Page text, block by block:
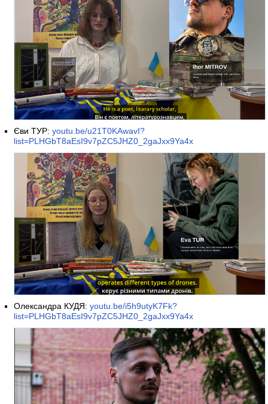
Єви ТУР:youtu.be/u21T0KAwavI?
list=PLHGbT8aEsI9v7pZC5JHZ0_2gaJxx9Ya4x
Олександра КУДЯ:youtu.be/i5h9utyK7Fk?
list=PLHGbT8aEsI9v7pZC5JHZ0_2gaJxx9Ya4x